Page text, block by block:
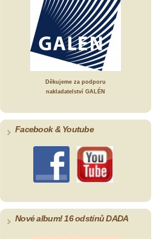
Děkujeme za podporu
nakladatelství GALÉN
Facebook & Youtube
Nové album! 16 odstínů DADA